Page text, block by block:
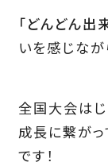
「どんどん出
いを感じな
全国大会はじ
成長に繋がっ
です！